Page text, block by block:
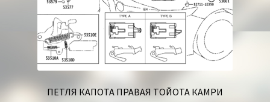
ПЕТЛЯ КАПОТА ПРАВАЯ ТОЙОТА КАМРИ